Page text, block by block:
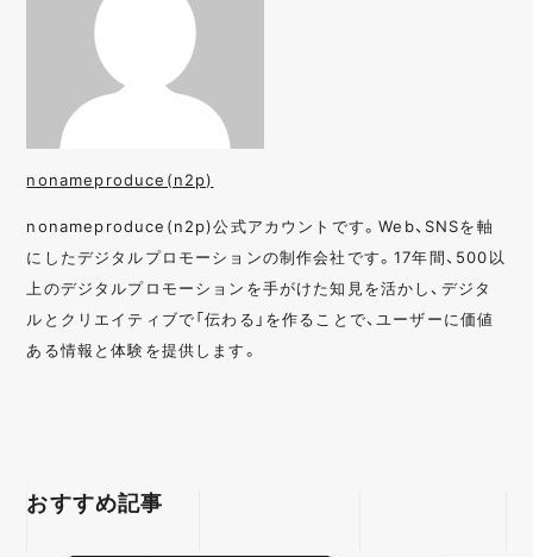
nonameproduce(n2p)
nonameproduce(n2p)公式アカウントです。Web、SNSを軸
にしたデジタルプロモーションの制作会社です。17年間、500以
上のデジタルプロモーションを手がけた知見を活かし、デジタ
ルとクリエイティブで「伝わる」を作ることで、ユーザーに価値
ある情報と体験を提供します。
おすすめ記事